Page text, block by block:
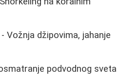
- Vožnja džipovima, jahanje
podvodnog sveta